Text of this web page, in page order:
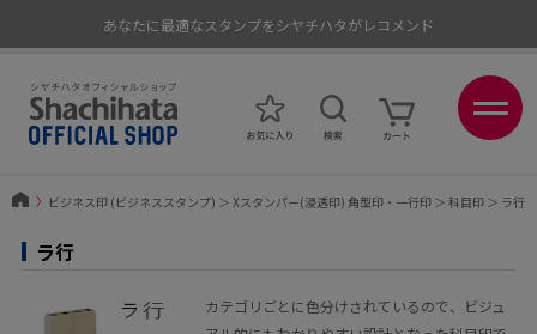
あなたに最適なスタンプをシヤチハタがレコメンド
〉 ビジネス印 (ビジネススタンプ) ＞ Xスタンパー(浸透印) 角型印・一行印＞ 科目印＞ ラ行
ラ行
カテゴリごとに色分けされているので、ビジュ